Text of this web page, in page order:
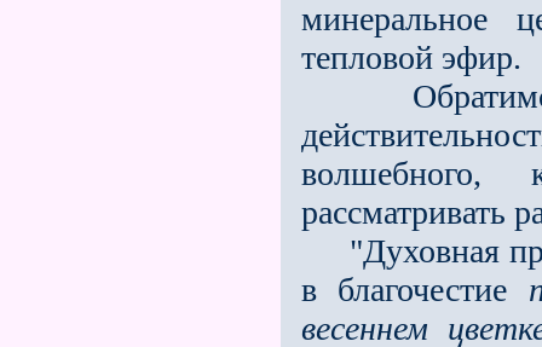
минеральное
тепловой эфир.
волшебного,
рассматривать
"Духовная
в благочестие
весеннем